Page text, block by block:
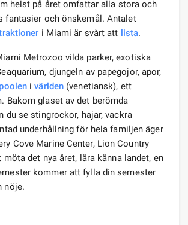
helst på året omfattar alla stora och
fantasier och önskemål. Antalet
i Miami är svårt att lista.
Metrozoo vilda parker, exotiska
djungeln av papegojor, apor,
poolen ivärlden (venetiansk), ett
Bakom glaset av det berömda
du se stingrockor, hajar, vackra
underhållning för hela familjen äger
Cove Marine Center, Lion Country
möta det nya året, lära känna landet, en
kommer att fylla din semester
nöje.